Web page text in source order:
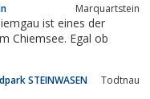
Vierradmotorrädern oder unser...
Marquartstein
ist eines der
Chiemsee. Egal ob
STEINWASEN
Todtnau